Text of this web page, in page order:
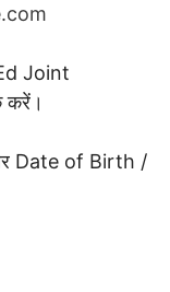
Joint
करें।
Date of Birth /